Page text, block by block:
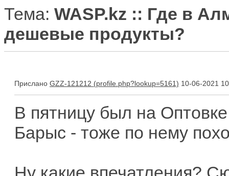
Тема: WASP.kz :: Где в
дешевые продукты?
Прислано GZZ-121212 10-06-2021
В пятницу был на
Барыс - тоже по нему